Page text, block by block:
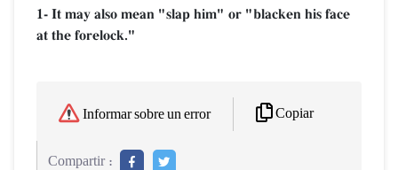
1- It may also mean "slap him" or "blacken his face
at the forelock."
Informar sobre un error Copiar
Compartir :